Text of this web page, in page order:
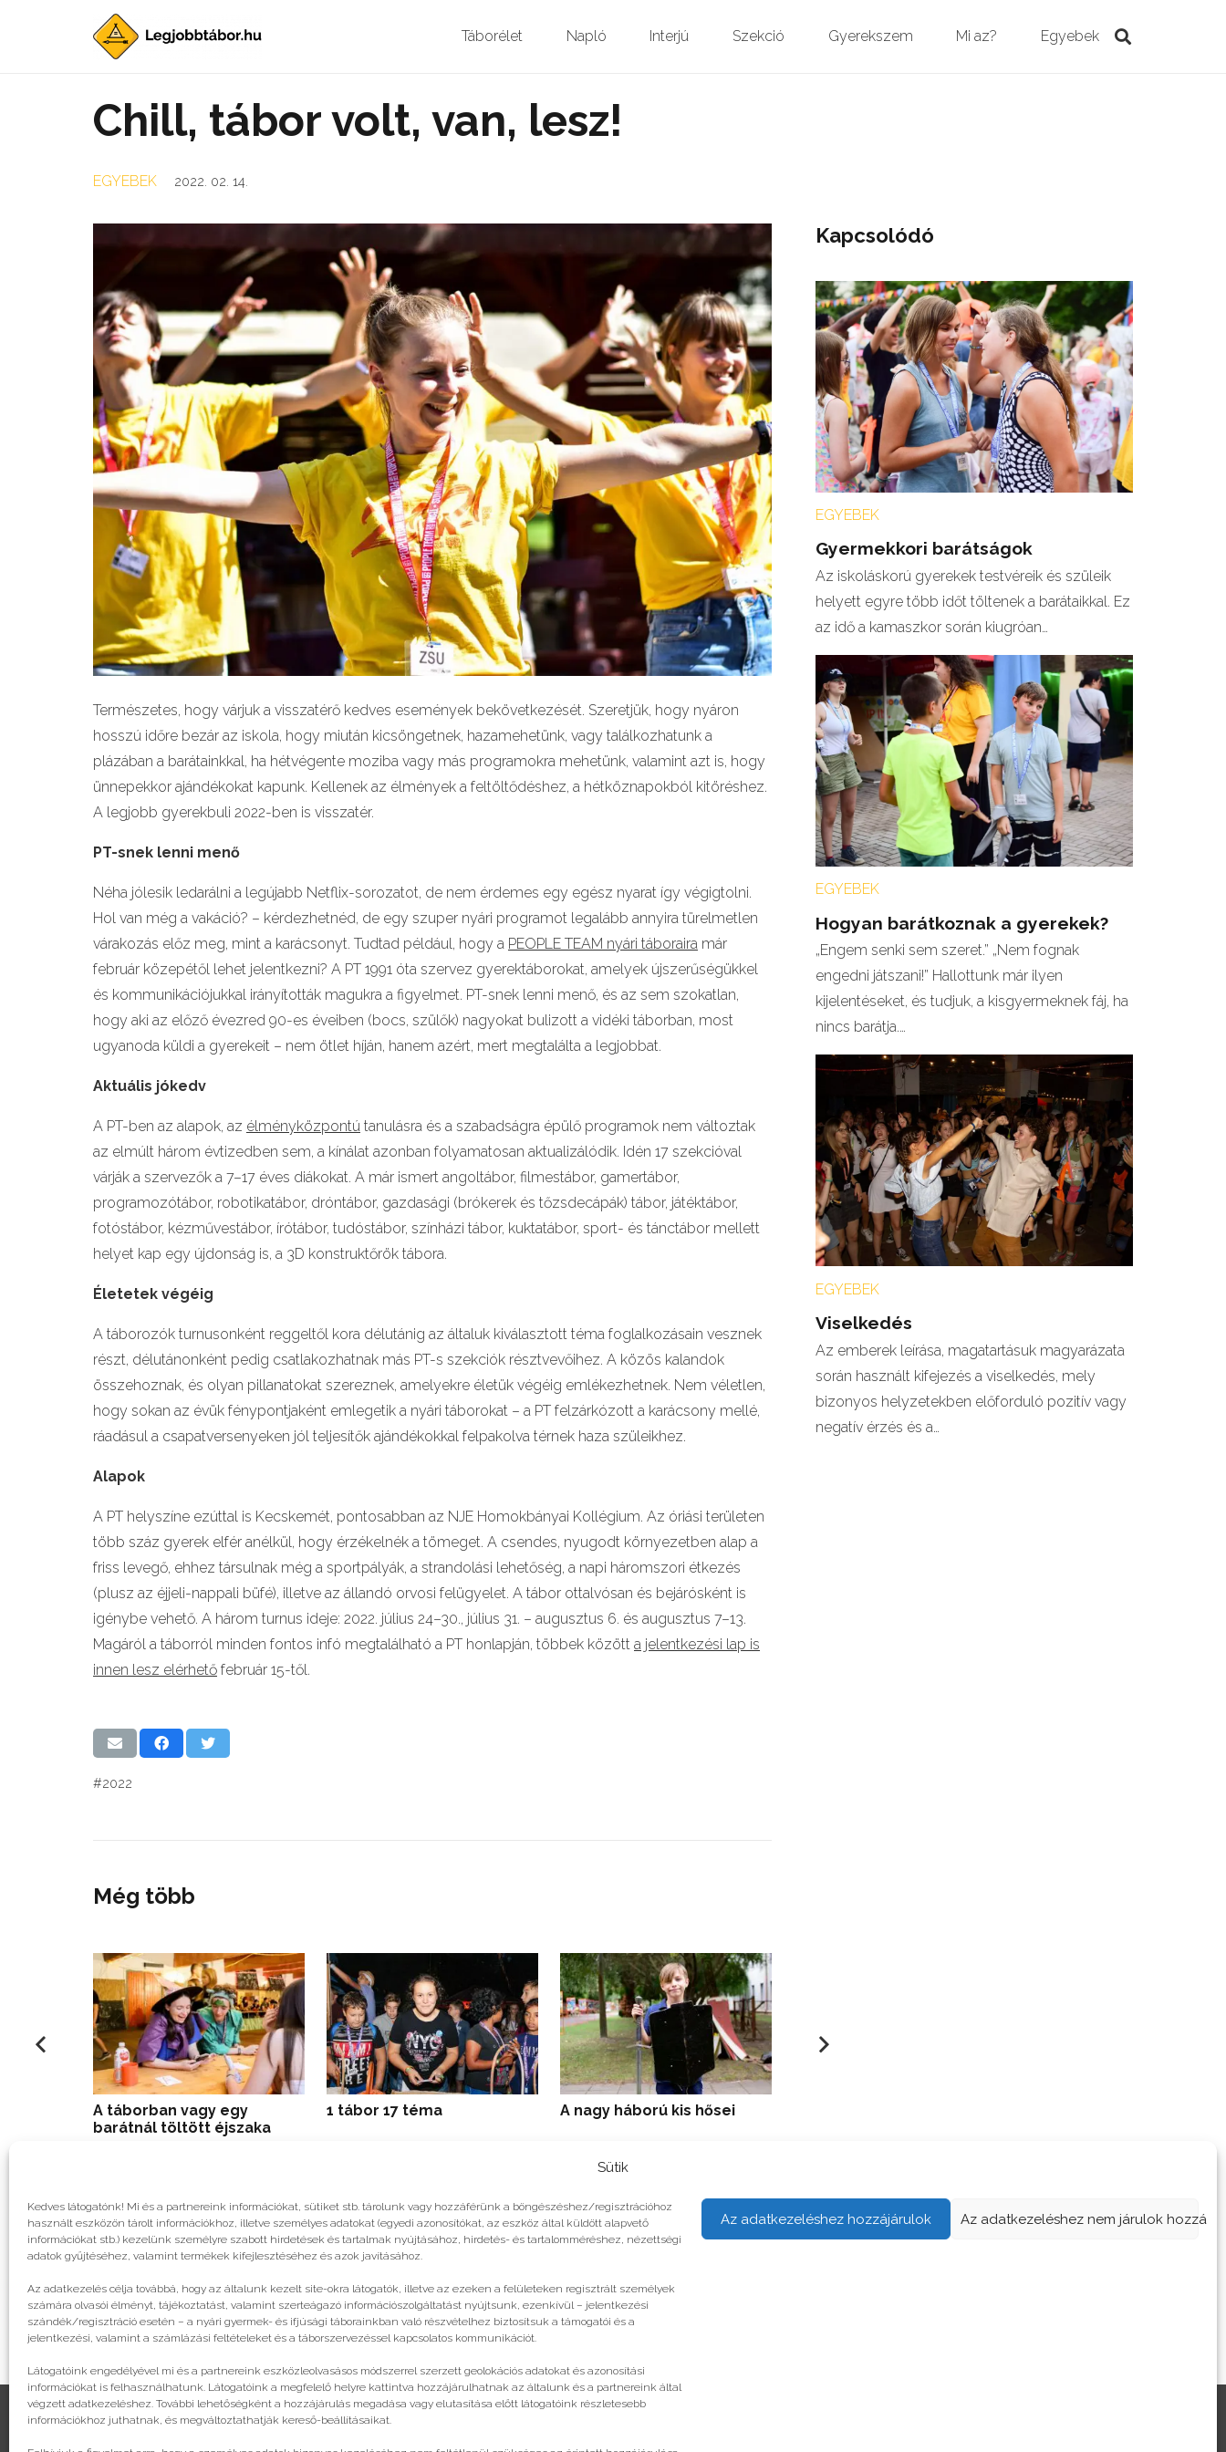
Sütik
Kedves látogatónk! Mi és a partnereink információkat, sütiket stb. tárolunk vagy hozzáférünk a böngészéshez/regisztrációhoz
használt eszközön tárolt információkhoz, illetve személyes adatokat (egyedi azonosítókat, az eszköz által küldött alapvető
információkat stb.) kezelünk személyre szabott hirdetések és tartalmak nyújtásához, hirdetés- és tartalomméréshez, nézettségi
adatok gyűjtéséhez, valamint termékek kifejlesztéséhez és azok javításához.
Az adatkezelés célja továbbá, hogy az általunk kezelt site-okra látogatók, illetve az ezeken a felületeken regisztrált személyek
számára olvasói élményt, tájékoztatást, valamint szerteágazó információszolgáltatást nyújtsunk, ezenkívül – jelentkezési
szándék/regisztráció esetén – a nyári gyermek- és ifjúsági táborainkban való részvételhez biztosítsuk a támogatói és a
jelentkezési, valamint a számlázási feltételeket és a táborszervezéssel kapcsolatos kommunikációt.
Látogatóink engedélyével mi és a partnereink eszközleolvasásos módszerrel szerzett geolokációs adatokat és azonosítási
információkat is felhasználhatunk. Látogatóink a megfelelő helyre kattintva hozzájárulhatnak az általunk és a partnereink által
végzett adatkezeléshez. További lehetőségként a hozzájárulás megadása vagy elutasítása előtt látogatóink részletesebb
információkhoz juthatnak, és megváltoztathatják kereső-beállításaikat.
Az adatkezeléshez hozzájárulok Az adatkezeléshez nem járulok hozzá
Táborélet Napló Interjú Szekció Gyerekszem Mi az? Egyebek
Chill, tábor volt, van, lesz!
EGYEBEK 2022. 02. 14.
Természetes, hogy várjuk a visszatérő kedves események bekövetkezését. Szeretjük, hogy nyáron
hosszú időre bezár az iskola, hogy miután kicsöngetnek, hazamehetünk, vagy találkozhatunk a
plázában a barátainkkal, ha hétvégente moziba vagy más programokra mehetünk, valamint azt is, hogy
ünnepekkor ajándékokat kapunk. Kellenek az élmények a feltöltődéshez, a hétköznapokból kitöréshez.
A legjobb gyerekbuli 2022-ben is visszatér.
PT-snek lenni menő
Néha jólesik ledarálni a legújabb Netflix-sorozatot, de nem érdemes egy egész nyarat így végigtolni.
Hol van még a vakáció? – kérdezhetnéd, de egy szuper nyári programot legalább annyira türelmetlen
várakozás előz meg, mint a karácsonyt. Tudtad például, hogy a PEOPLE TEAM nyári táboraira már
február közepétől lehet jelentkezni? A PT 1991 óta szervez gyerektáborokat, amelyek újszerűségükkel
és kommunikációjukkal irányították magukra a figyelmet. PT-snek lenni menő, és az sem szokatlan,
hogy aki az előző évezred 90-es éveiben (bocs, szülők) nagyokat bulizott a vidéki táborban, most
ugyanoda küldi a gyerekeit – nem ötlet híján, hanem azért, mert megtalálta a legjobbat.
Aktuális jókedv
A PT-ben az alapok, az élményközpontú tanulásra és a szabadságra épülő programok nem változtak
az elmúlt három évtizedben sem, a kínálat azonban folyamatosan aktualizálódik. Idén 17 szekcióval
várják a szervezők a 7–17 éves diákokat. A már ismert angoltábor, filmestábor, gamertábor,
programozótábor, robotikatábor, dróntábor, gazdasági (brókerek és tőzsdecápák) tábor, játéktábor,
fotóstábor, kézművestábor, írótábor, tudóstábor, színházi tábor, kuktatábor, sport- és tánctábor mellett
helyet kap egy újdonság is, a 3D konstruktőrök tábora.
Életetek végéig
A táborozók turnusonként reggeltől kora délutánig az általuk kiválasztott téma foglalkozásain vesznek
részt, délutánonként pedig csatlakozhatnak más PT-s szekciók résztvevőihez. A közös kalandok
összehoznak, és olyan pillanatokat szereznek, amelyekre életük végéig emlékezhetnek. Nem véletlen,
hogy sokan az évük fénypontjaként emlegetik a nyári táborokat – a PT felzárkózott a karácsony mellé,
ráadásul a csapatversenyeken jól teljesítők ajándékokkal felpakolva térnek haza szüleikhez.
Alapok
A PT helyszíne ezúttal is Kecskemét, pontosabban az NJE Homokbányai Kollégium. Az óriási területen
több száz gyerek elfér anélkül, hogy érzékelnék a tömeget. A csendes, nyugodt környezetben alap a
friss levegő, ehhez társulnak még a sportpályák, a strandolási lehetőség, a napi háromszori étkezés
(plusz az éjjeli-nappali büfé), illetve az állandó orvosi felügyelet. A tábor ottalvósan és bejárósként is
igénybe vehető. A három turnus ideje: 2022. július 24–30., július 31. – augusztus 6. és augusztus 7–13.
Magáról a táborról minden fontos infó megtalálható a PT honlapján, többek között a jelentkezési lap is
innen lesz elérhető február 15-től.
Kapcsolódó
EGYEBEK
Gyermekkori barátságok
Az iskoláskorú gyerekek testvéreik és szüleik
helyett egyre több időt töltenek a barátaikkal. Ez
az idő a kamaszkor során kiugróan…
EGYEBEK
Hogyan barátkoznak a gyerekek?
„Engem senki sem szeret.” „Nem fognak
engedni játszani!” Hallottunk már ilyen
kijelentéseket, és tudjuk, a kisgyermeknek fáj, ha
nincs barátja.…
EGYEBEK
Viselkedés
Az emberek leírása, magatartásuk magyarázata
során használt kifejezés a viselkedés, mely
bizonyos helyzetekben előforduló pozitív vagy
negatív érzés és a…
#2022
Még több
A táborban vagy egy
barátnál töltött éjszaka
1 tábor 17 téma A nagy háború kis hősei